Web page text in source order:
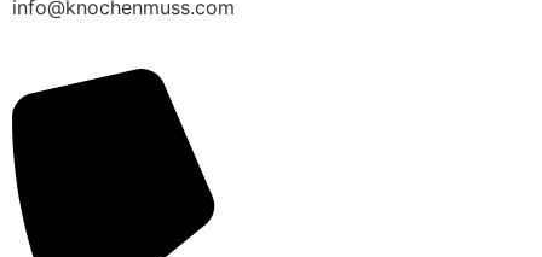
info@knochenmuss.com